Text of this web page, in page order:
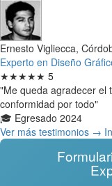
Ernesto Vigliecca,
Experto en Diseño
★★★★★ 5
"Me queda agradecer el
conformidad por todo"
🎓 Egresado 2024
Ver más testimonios →